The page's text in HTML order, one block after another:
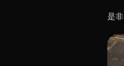
是非